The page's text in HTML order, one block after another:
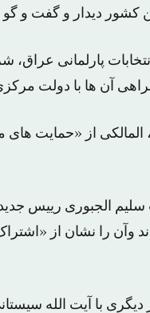
کشور دیدار و گفت و گو
پارلمانی
آن ها با دولت
المالکی از «حمایت
سلیم الجبوری رییس
وآن را نشان از
دیگری با آیت الله